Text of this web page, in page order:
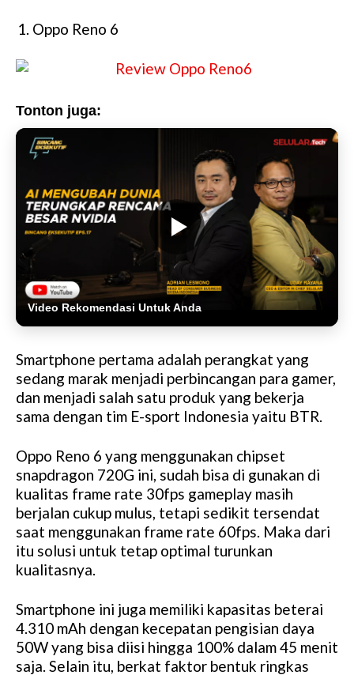
Oppo Reno 6
Tonton juga:
Video Rekomendasi Untuk Anda
Smartphone pertama adalah perangkat yang
sedang marak menjadi perbincangan para gamer,
dan menjadi salah satu produk yang bekerja
sama dengan tim E-sport Indonesia yaitu BTR.
Oppo Reno 6 yang menggunakan chipset
snapdragon 720G ini, sudah bisa di gunakan di
kualitas frame rate 30fps gameplay masih
berjalan cukup mulus, tetapi sedikit tersendat
saat menggunakan frame rate 60fps. Maka dari
itu solusi untuk tetap optimal turunkan
kualitasnya.
Smartphone ini juga memiliki kapasitas beterai
4.310 mAh dengan kecepatan pengisian daya
50W yang bisa diisi hingga 100% dalam 45 menit
saja. Selain itu, berkat faktor bentuk ringkas